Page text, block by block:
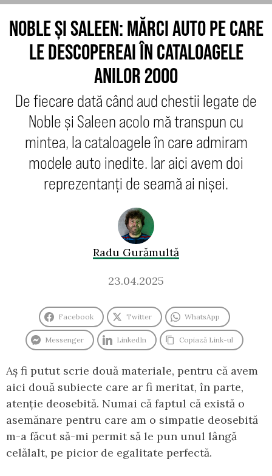
NOBLE ȘI SALEEN: MĂRCI AUTO PE CARE
LE DESCOPEREAI ÎN CATALOAGELE
ANILOR 2000
De fiecare dată când aud chestii legate de
Noble și Saleen acolo mă transpun cu
mintea, la cataloagele în care admiram
modele auto inedite. Iar aici avem doi
reprezentanți de seamă ai nișei.
Radu Gurămultă
23.04.2025
Facebook Twitter WhatsApp
Messenger LinkedIn Copiază Link-ul
Aș fi putut scrie două materiale, pentru că avem
aici două subiecte care ar fi meritat, în parte,
atenție deosebită. Numai că faptul că există o
asemănare pentru care am o simpatie deosebită
m-a făcut să-mi permit să le pun unul lângă
celălalt, pe picior de egalitate perfectă.